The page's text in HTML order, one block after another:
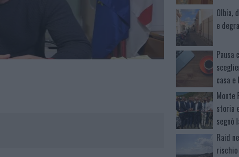
Olbia,
e
Pausa
casa e
Monte
storia
segnò
Raid